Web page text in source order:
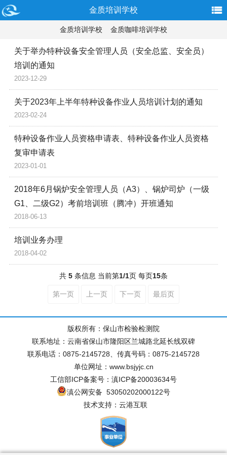
金质培训学校
金质培训学校 金质咖啡培训学校
关于举办特种设备安全管理人员（安全总监、安全员）
培训的通知
2023-12-29
关于2023年上半年特种设备作业人员培训计划的通知
2023-02-24
特种设备作业人员资格申请表、特种设备作业人员资格
复审申请表
2023-01-01
2018年6月锅炉安全管理人员（A3）、锅炉司炉（一级
G1、二级G2）考前培训班（腾冲）开班通知
2018-06-13
培训业务办理
2018-04-02
共 5 条信息 当前第1/1页 每页15条
第一页 上一页 下一页 最后页
版权所有：保山市检验检测院
联系地址：云南省保山市隆阳区兰城路北延长线双碑
联系电话：0875-2145728、传真号码：0875-2145728
单位网址：www.bsjyjc.cn
工信部ICP备案号：滇ICP备20003634号
滇公网安备 53050202000122号
技术支持：云港互联